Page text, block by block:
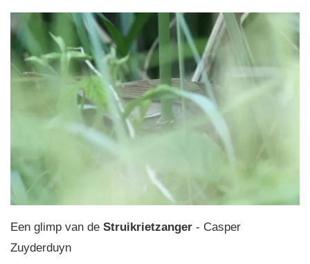
Een glimp van de Struikrietzanger - Casper
Zuyderduyn